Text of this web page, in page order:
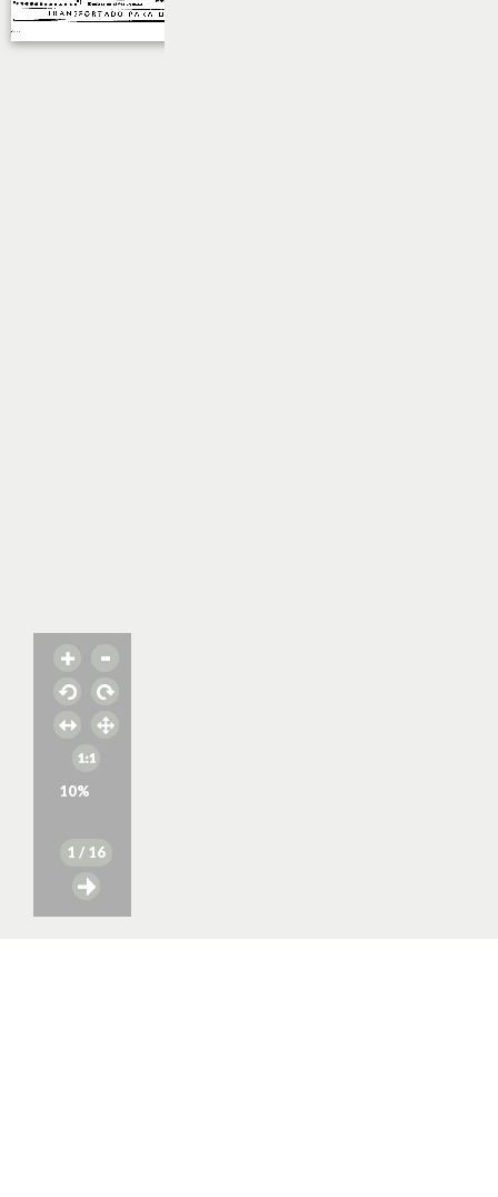
10%
1 / 16